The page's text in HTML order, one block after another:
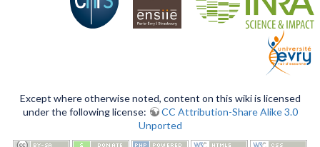
Except where otherwise noted, content on this wiki is licensed
under the following license:
CC Attribution-Share Alike 3.0
Unported